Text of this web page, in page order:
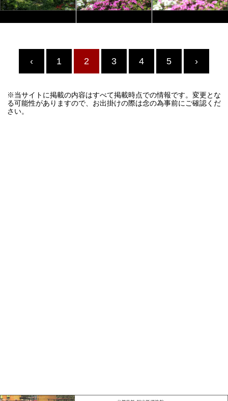
‹ 1 2 3 4 5 ›
※当サイトに掲載の内容はすべて掲載時点での情報です。変更とな
る可能性がありますので、お出掛けの際は念の為事前にご確認くだ
さい。